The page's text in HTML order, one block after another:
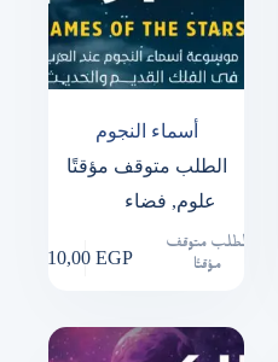
أسماء النجوم
الطلب متوقف مؤقتًا
علوم, فضاء
210,00EGP
الطلب متوقف
مؤقتًا